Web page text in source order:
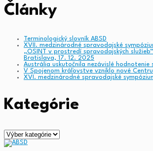
Články
Terminologický slovník ABSD
XVII. medzinárodné spravodajské
„OSINT v prostredí spravodajských služieb“
Bratislava, 17. 12. 2025
Austrália uskutočnila nezávislé hodnotenie
V Spojenom kráľovstve vzniklo nové
XVI. medzinárodné spravodajské
Kategórie
Kategórie